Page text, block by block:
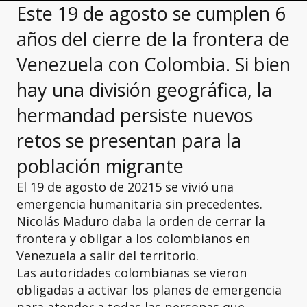
Este 19 de agosto se cumplen 6
años del cierre de la frontera de
Venezuela con Colombia. Si bien
hay una división geográfica, la
hermandad persiste nuevos
retos se presentan para la
población migrante
El 19 de agosto de 20215 se vivió una
emergencia humanitaria sin precedentes.
Nicolás Maduro daba la orden de cerrar la
frontera y obligar a los colombianos en
Venezuela a salir del territorio.
Las autoridades colombianas se vieron
obligadas a activar los planes de emergencia